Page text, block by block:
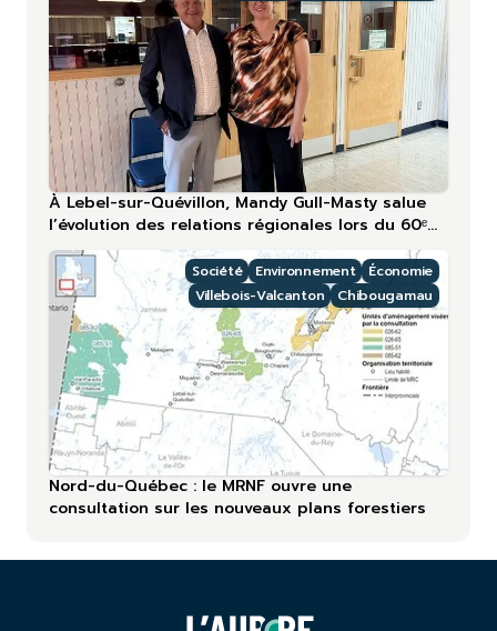
À Lebel-sur-Quévillon, Mandy Gull-Masty salue
l’évolution des relations régionales lors du 60ᵉ
anniversaire
Société Environnement
Économie
Villebois-Valcanton
Chibougamau
Nord-du-Québec : le MRNF ouvre une
consultation sur les nouveaux plans forestiers